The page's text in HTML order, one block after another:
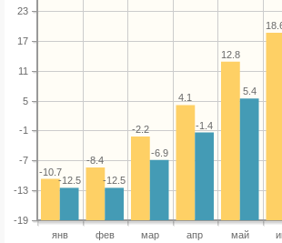
янв фев мар апр май
-19
-13
-7
-1
5
11
17
23
12.8
4.1
-2.2
-8.4
-10.7
5.4
-1.4
-6.9
-12.5
-12.5